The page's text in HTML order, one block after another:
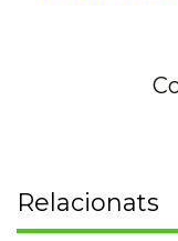
Relacionats